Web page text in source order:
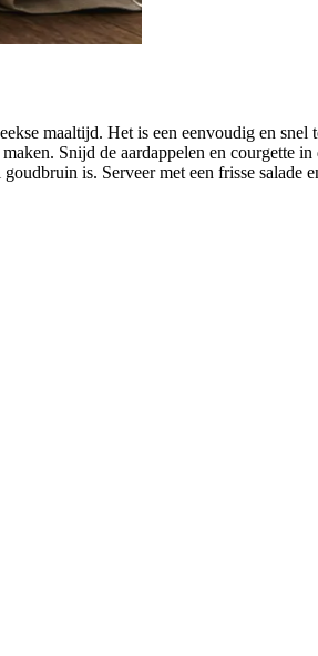
maaltijd. Het is een eenvoudig en
Snijd de aardappelen en courgette
is. Serveer met een frisse salade